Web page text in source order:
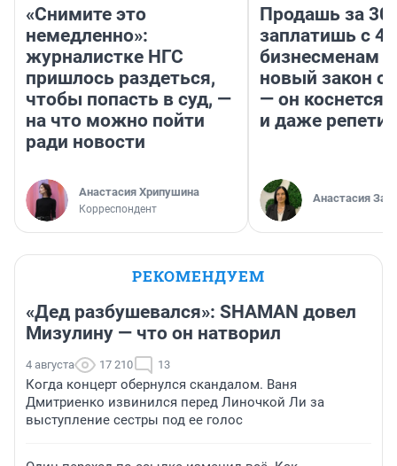
«Снимите это
немедленно»:
журналистке НГС
пришлось раздеться,
чтобы попасть в суд, —
на что можно пойти
ради новости
Анастасия Хрипушина
Корреспондент
Продашь за
заплатишь с
бизнесменам
новый закон о
— он коснется
и даже
Анастасия
РЕКОМЕНДУЕМ
«Дед разбушевался»: SHAMAN довел
Мизулину — что он натворил
4 августа 17 210 13
Когда концерт обернулся скандалом. Ваня
Дмитриенко извинился перед Линочкой Ли за
выступление сестры под ее голос